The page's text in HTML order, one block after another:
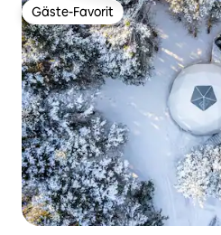
Gäste-Favorit
Gäste-Favorit